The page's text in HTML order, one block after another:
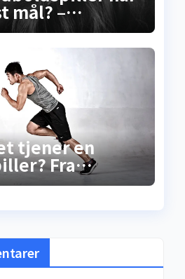
mål? –
bag
tjener en
Fra